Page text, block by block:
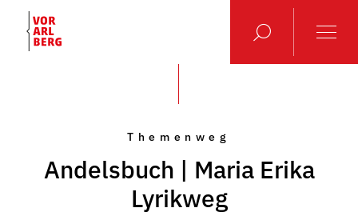
Themenweg
Andelsbuch | Maria Erika
Lyrikweg